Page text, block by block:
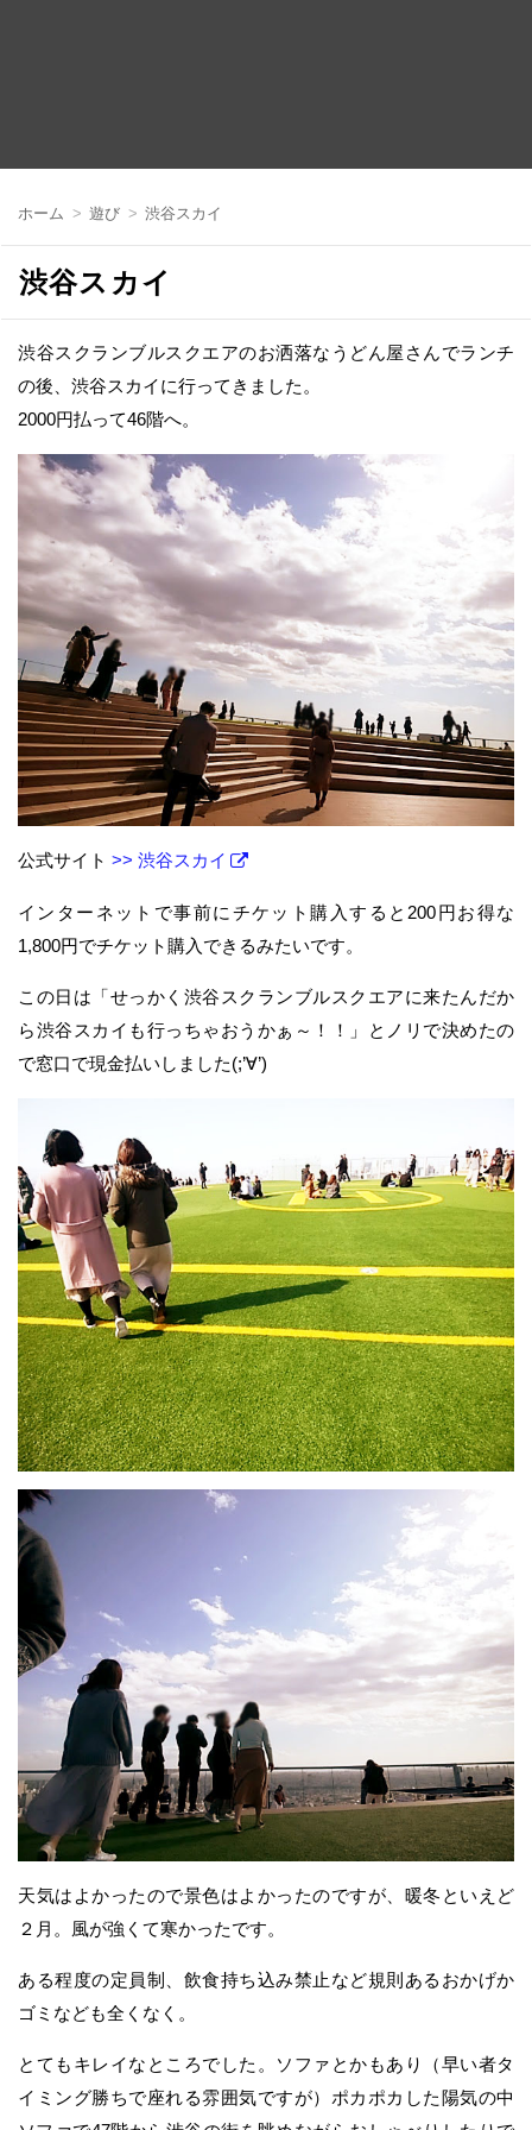
ン
ホーム 遊び 渋谷スカイ
渋谷スカイ
渋谷スクランブルスクエアのお洒落なうどん屋さんでランチ
の後、渋谷スカイに行ってきました。
2000円払って46階へ。
公式サイト >> 渋谷スカイ
インターネットで事前にチケット購入すると200円お得な
1,800円でチケット購入できるみたいです。
この日は「せっかく渋谷スクランブルスクエアに来たんだか
ら渋谷スカイも行っちゃおうかぁ～！！」とノリで決めたの
で窓口で現金払いしました(;’∀’)
天気はよかったので景色はよかったのですが、暖冬といえど
２月。風が強くて寒かったです。
ある程度の定員制、飲食持ち込み禁止など規則あるおかげか
ゴミなども全くなく。
とてもキレイなところでした。ソファとかもあり（早い者タ
イミング勝ちで座れる雰囲気ですが）ポカポカした陽気の中